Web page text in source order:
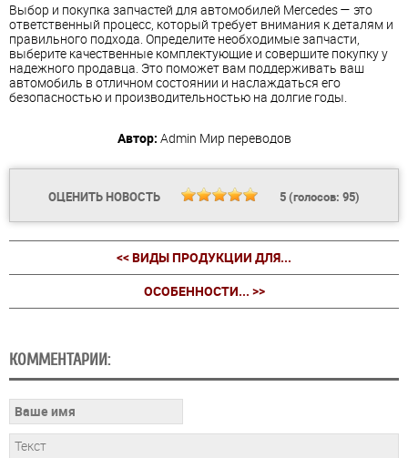
Выбор и покупка запчастей для автомобилей Mercedes — это
ответственный процесс, который требует внимания к деталям и
правильного подхода. Определите необходимые запчасти,
выберите качественные комплектующие и совершите покупку у
надежного продавца. Это поможет вам поддерживать ваш
автомобиль в отличном состоянии и наслаждаться его
безопасностью и производительностью на долгие годы.
Автор: Admin Мир переводов
ОЦЕНИТЬ НОВОСТЬ 5(голосов: 95)
<< ВИДЫ ПРОДУКЦИИ ДЛЯ...
ОСОБЕННОСТИ... >>
КОММЕНТАРИИ: